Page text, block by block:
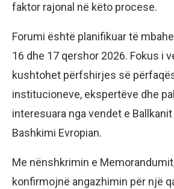
faktor rajonal në këto procese.
Forumi është planifikuar të
16 dhe 17 qershor 2026. Fokus i
kushtohet përfshirjes së
institucioneve, ekspertëve dhe
interesuara nga vendet e
Bashkimi Evropian.
Me nënshkrimin e
konfirmojnë angazhimin për një